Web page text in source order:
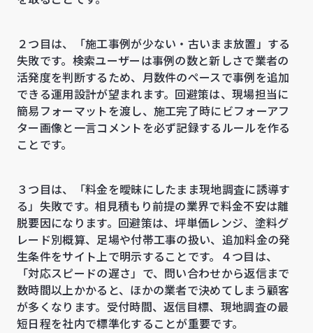
２つ目は、「施工事例が少ない・古いまま放置」する
失敗です。検索ユーザーは事例の数と新しさで業者の
活発度を判断するため、月数件のペースで事例を追加
できる運用設計が望まれます。回避策は、現場担当に
簡易フォーマットを渡し、施工完了時にビフォーアフ
ター画像と一言コメントを必ず記録するルールを作る
ことです。
３つ目は、「料金を曖昧にしたまま現地調査に誘導す
る」失敗です。相見積もり前提の業界で料金不安は離
脱要因になります。回避策は、坪単価レンジ、塗料グ
レード別概算、足場や付帯工事の扱い、追加料金の発
生条件をサイト上で明示することです。４つ目は、
「対応スピードの遅さ」で、問い合わせから返信まで
数時間以上かかると、ほかの業者で決めてしまう顧客
が多くなります。受付時間、返信目標、現地調査の最
短日程を社内で標準化することが重要です。